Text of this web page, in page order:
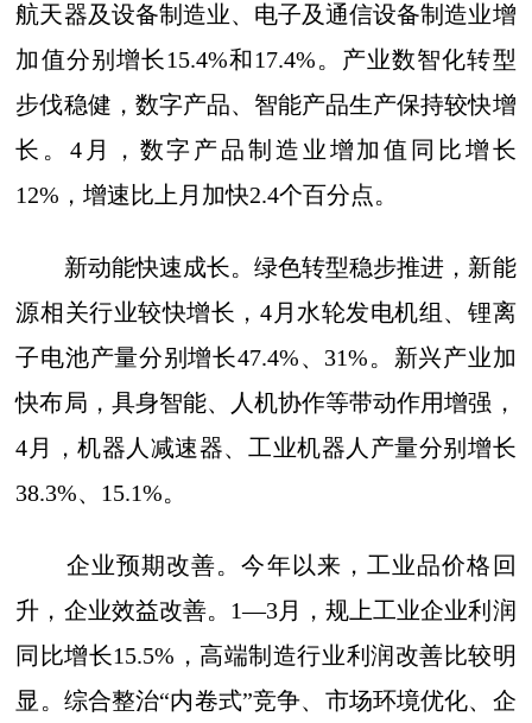
航天器及设备制造业、电子及通信设备制造业增
加值分别增长15.4%和17.4%。产业数智化转型
步伐稳健，数字产品、智能产品生产保持较快增
长。4月，数字产品制造业增加值同比增长
12%，增速比上月加快2.4个百分点。
新动能快速成长。绿色转型稳步推进，新能
源相关行业较快增长，4月水轮发电机组、锂离
子电池产量分别增长47.4%、31%。新兴产业加
快布局，具身智能、人机协作等带动作用增强，
4月，机器人减速器、工业机器人产量分别增长
38.3%、15.1%。
企业预期改善。今年以来，工业品价格回
升，企业效益改善。1—3月，规上工业企业利润
同比增长15.5%，高端制造行业利润改善比较明
显。综合整治“内卷式”竞争、市场环境优化、企